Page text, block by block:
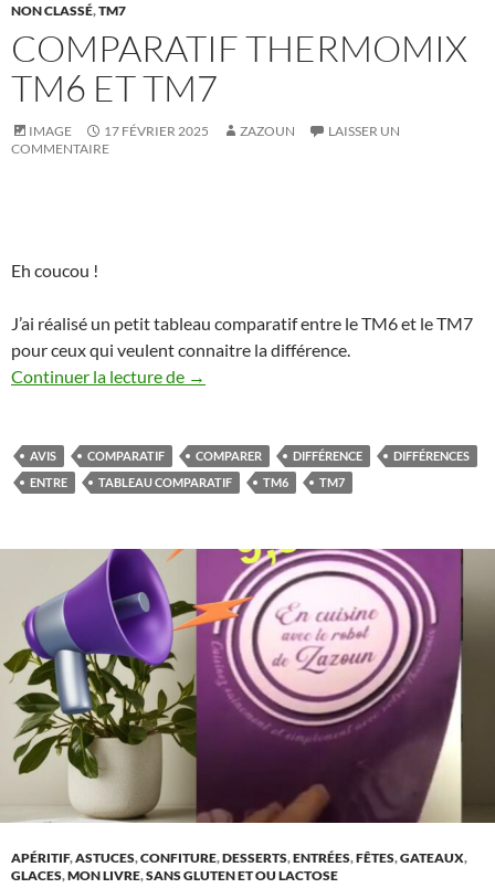
NON CLASSÉ,TM7
COMPARATIF THERMOMIX
TM6 ET TM7
IMAGE 17 FÉVRIER 2025 ZAZOUN
LAISSER UN
COMMENTAIRE
Eh coucou !
J’ai réalisé un petit tableau comparatif entre le TM6 et le TM7
pour ceux qui veulent connaitre la différence.
Continuer la lecture de
Comparatif Thermomix TM6 et TM7
→
AVIS COMPARATIF COMPARER DIFFÉRENCE
DIFFÉRENCES
ENTRE
TABLEAU COMPARATIF TM6 TM7
APÉRITIF,ASTUCES,CONFITURE,DESSERTS,ENTRÉES,FÊTES,GATEAUX,
GLACES,MON LIVRE,SANS GLUTEN ET OU LACTOSE